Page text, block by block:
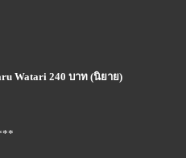
Watari 240 บาท (นิยาย)